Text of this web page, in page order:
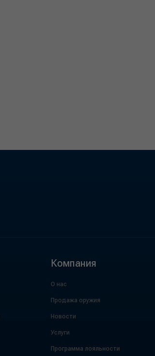
Компания
О нас
Продажа оружия
Новости
Услуги
Программа лояльности